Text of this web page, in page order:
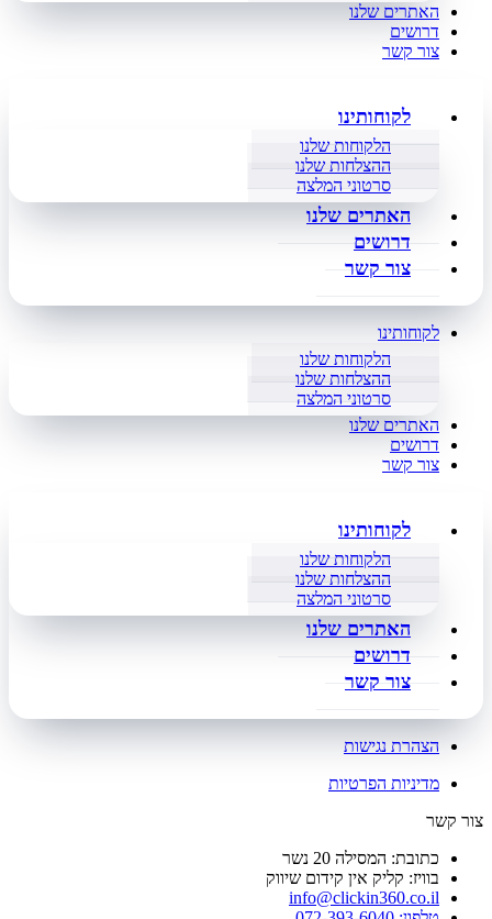
האתרים שלנו
דרושים
צור קשר
לקוחותינו
הלקוחות שלנו
ההצלחות שלנו
סרטוני המלצה
האתרים שלנו
דרושים
צור קשר
לקוחותינו
הלקוחות שלנו
ההצלחות שלנו
סרטוני המלצה
האתרים שלנו
דרושים
צור קשר
לקוחותינו
הלקוחות שלנו
ההצלחות שלנו
סרטוני המלצה
האתרים שלנו
דרושים
צור קשר
הצהרת נגישות
מדיניות הפרטיות
צור קשר
כתובת: המסילה 20 נשר
בוויז: קליק אין קידום שיווק
info@clickin360.co.il